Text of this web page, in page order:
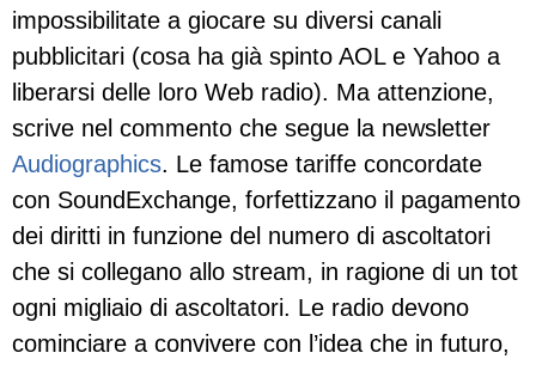
impossibilitate a giocare su diversi canali
pubblicitari (cosa ha già spinto AOL e Yahoo a
liberarsi delle loro Web radio). Ma attenzione,
scrive nel commento che segue la newsletter
Audiographics. Le famose tariffe concordate
con SoundExchange, forfettizzano il pagamento
dei diritti in funzione del numero di ascoltatori
che si collegano allo stream, in ragione di un tot
ogni migliaio di ascoltatori. Le radio devono
cominciare a convivere con l’idea che in futuro,